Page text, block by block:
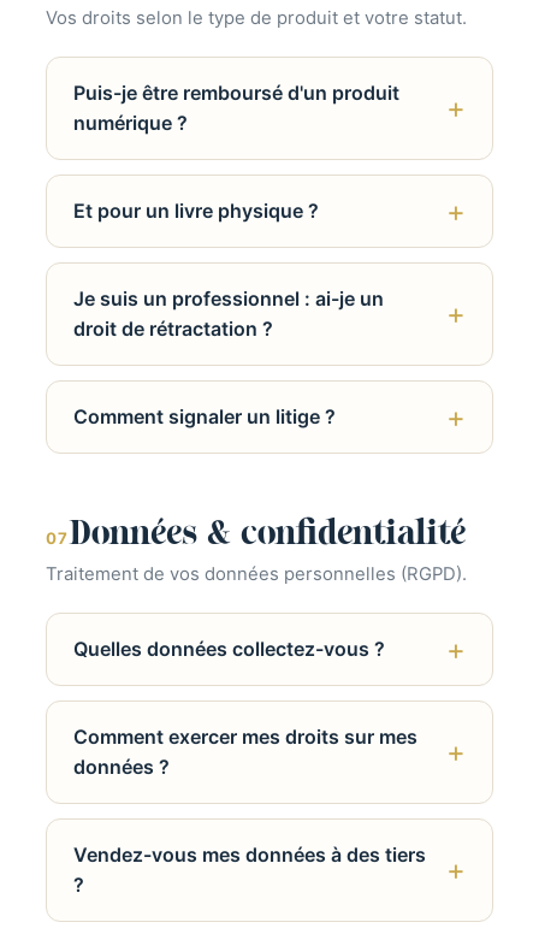
Vos droits selon le type de produit et votre statut.
Puis-je être remboursé d'un produit
numérique ?
Et pour un livre physique ?
Je suis un professionnel : ai-je un
droit de rétractation ?
Comment signaler un litige ?
07Données & confidentialité
Traitement de vos données personnelles (RGPD).
Quelles données collectez-vous ?
Comment exercer mes droits sur mes
données ?
Vendez-vous mes données à des tiers
?